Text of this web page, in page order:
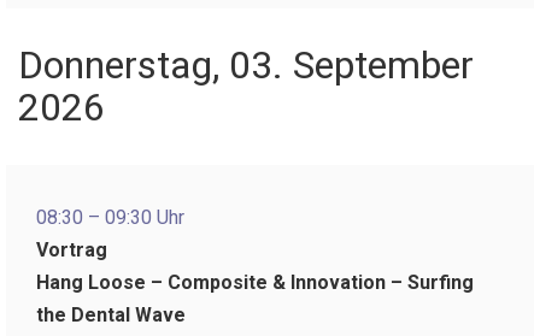
Donnerstag, 03. September
2026
08:30 – 09:30 Uhr
Vortrag
Hang Loose – Composite & Innovation – Surfing
the Dental Wave